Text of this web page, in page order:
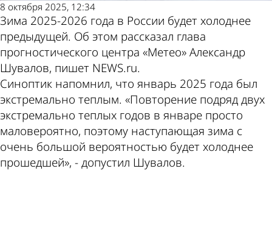
8 октября 2025, 12:34
Зима 2025-2026 года в России будет холоднее
предыдущей. Об этом рассказал глава
прогностического центра «Метео» Александр
Шувалов, пишет NEWS.ru.
Синоптик напомнил, что январь 2025 года был
экстремально теплым. «Повторение подряд двух
экстремально теплых годов в январе просто
маловероятно, поэтому наступающая зима с
очень большой вероятностью будет холоднее
прошедшей», - допустил Шувалов.